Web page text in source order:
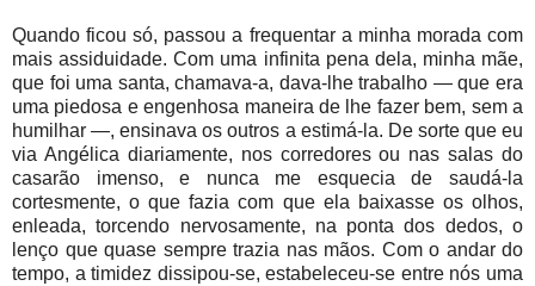
Quando ficou só, passou a frequentar a minha morada com
mais assiduidade. Com uma infinita pena dela, minha mãe,
que foi uma santa, chamava-a, dava-lhe trabalho — que era
uma piedosa e engenhosa maneira de lhe fazer bem, sem a
humilhar —, ensinava os outros a estimá-la. De sorte que eu
via Angélica diariamente, nos corredores ou nas salas do
casarão imenso, e nunca me esquecia de saudá-la
cortesmente, o que fazia com que ela baixasse os olhos,
enleada, torcendo nervosamente, na ponta dos dedos, o
lenço que quase sempre trazia nas mãos. Com o andar do
tempo, a timidez dissipou-se, estabeleceu-se entre nós uma